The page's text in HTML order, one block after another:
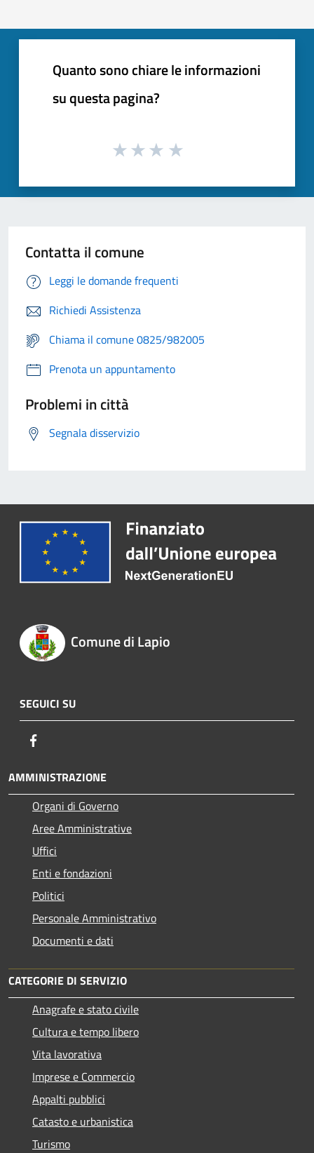
Quanto sono chiare le informazioni
su questa pagina?
Contatta il comune
Leggi le domande frequenti
Richiedi Assistenza
Chiama il comune 0825/982005
Prenota un appuntamento
Problemi in città
Segnala disservizio
Comune di Lapio
SEGUICI SU
AMMINISTRAZIONE
Organi di Governo
Aree Amministrative
Uffici
Enti e fondazioni
Politici
Personale Amministrativo
Documenti e dati
CATEGORIE DI SERVIZIO
Anagrafe e stato civile
Cultura e tempo libero
Vita lavorativa
Imprese e Commercio
Appalti pubblici
Catasto e urbanistica
Turismo